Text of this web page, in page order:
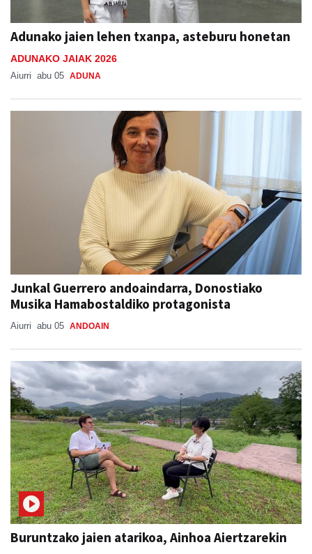
Adunako jaien lehen txanpa, asteburu honetan
abu 05
Junkal Guerrero andoaindarra, Donostiako
Musika Hamabostaldiko protagonista
Aiurri abu 05 ANDOAIN
Buruntzako jaien atarikoa, Ainhoa Aiertzarekin
BURUNTZAKO JAIAK 2026
abu 04